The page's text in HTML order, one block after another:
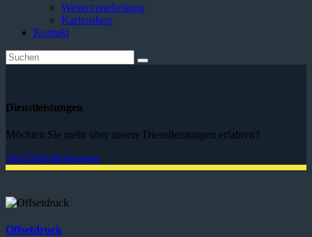
Weiterverarbeitung
Kartenshop
Kontakt
Dienstleistungen
Möchten Sie mehr über unsere Dienstleistungen erfahren?
Alle Dienstleistungen
Offsetdruck